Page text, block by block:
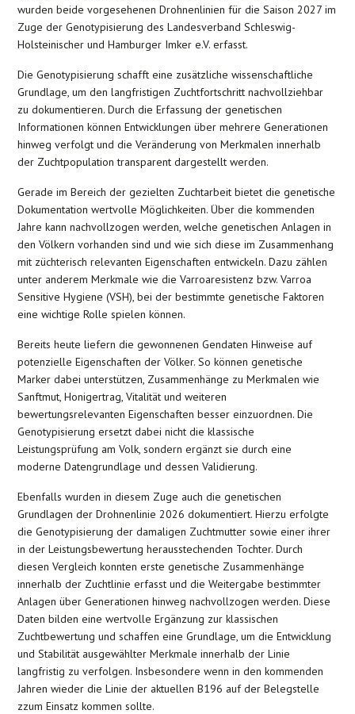
wurden beide vorgesehenen Drohnenlinien für die Saison 2027 im
Zuge der Genotypisierung des Landesverband Schleswig-
Holsteinischer und Hamburger Imker e.V. erfasst.
Die Genotypisierung schafft eine zusätzliche wissenschaftliche
Grundlage, um den langfristigen Zuchtfortschritt nachvollziehbar
zu dokumentieren. Durch die Erfassung der genetischen
Informationen können Entwicklungen über mehrere Generationen
hinweg verfolgt und die Veränderung von Merkmalen innerhalb
der Zuchtpopulation transparent dargestellt werden.
Gerade im Bereich der gezielten Zuchtarbeit bietet die genetische
Dokumentation wertvolle Möglichkeiten. Über die kommenden
Jahre kann nachvollzogen werden, welche genetischen Anlagen in
den Völkern vorhanden sind und wie sich diese im Zusammenhang
mit züchterisch relevanten Eigenschaften entwickeln. Dazu zählen
unter anderem Merkmale wie die Varroaresistenz bzw. Varroa
Sensitive Hygiene (VSH), bei der bestimmte genetische Faktoren
eine wichtige Rolle spielen können.
Bereits heute liefern die gewonnenen Gendaten Hinweise auf
potenzielle Eigenschaften der Völker. So können genetische
Marker dabei unterstützen, Zusammenhänge zu Merkmalen wie
Sanftmut, Honigertrag, Vitalität und weiteren
bewertungsrelevanten Eigenschaften besser einzuordnen. Die
Genotypisierung ersetzt dabei nicht die klassische
Leistungsprüfung am Volk, sondern ergänzt sie durch eine
moderne Datengrundlage und dessen Validierung.
Ebenfalls wurden in diesem Zuge auch die genetischen
Grundlagen der Drohnenlinie 2026 dokumentiert. Hierzu erfolgte
die Genotypisierung der damaligen Zuchtmutter sowie einer ihrer
in der Leistungsbewertung herausstechenden Tochter. Durch
diesen Vergleich konnten erste genetische Zusammenhänge
innerhalb der Zuchtlinie erfasst und die Weitergabe bestimmter
Anlagen über Generationen hinweg nachvollzogen werden. Diese
Daten bilden eine wertvolle Ergänzung zur klassischen
Zuchtbewertung und schaffen eine Grundlage, um die Entwicklung
und Stabilität ausgewählter Merkmale innerhalb der Linie
langfristig zu verfolgen. Insbesondere wenn in den kommenden
Jahren wieder die Linie der aktuellen B196 auf der Belegstelle
zzum Einsatz kommen sollte.